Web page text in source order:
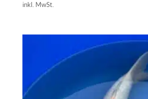
inkl. MwSt.